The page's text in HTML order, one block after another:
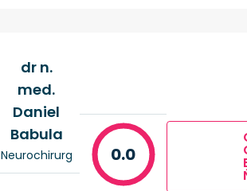
dr n.
med.
Daniel
Babula
Neurochirurg 0.0